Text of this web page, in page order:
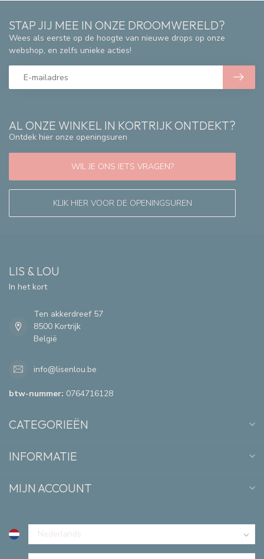
AL ONZE WINKEL IN KORTRIJK ONTDEKT?
Ontdek hier onze openingsuren
WIL JE ONS IETS VRAGEN?
KLIK HIER VOOR DE OPENINGSUREN
STAP JIJ MEE IN ONZE DROOMWERELD?
Wees als eerste op de hoogte van nieuwe drops op onze
webshop, en zelfs unieke acties!
LIS & LOU
In het kort
Ten akkerdreef 57
8500 Kortrijk
België
info@lisenlou.be
btw-nummer: 0764716128
CATEGORIEËN
INFORMATIE
MIJN ACCOUNT